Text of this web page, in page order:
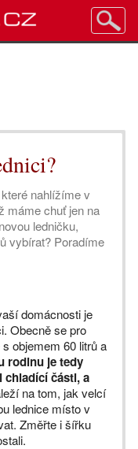
nahlížíme v
máme chuť jen na
ledničku,
vybírat? Poradíme
domácnosti je
Obecně se pro
objemem 60 litrů a
rodinu je tedy
chladící části, a
na tom, jak velcí
lednice místo v
Změřte i šířku